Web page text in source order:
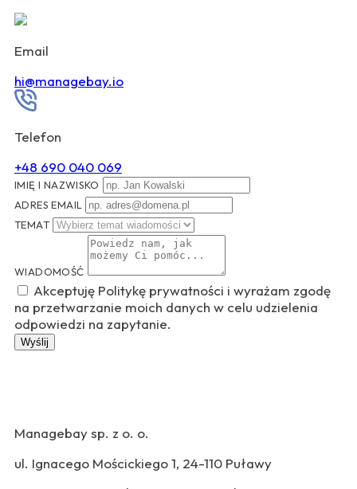
Email
hi@managebay.io
Telefon
+48 690 040 069
IMIĘ I NAZWISKO
ADRES EMAIL
TEMAT
WIADOMOŚĆ
Akceptuję Politykę prywatności i wyrażam zgodę
na przetwarzanie moich danych w celu udzielenia
odpowiedzi na zapytanie.
Wyślij
Managebay sp. z o. o.
ul. Ignacego Mościckiego 1, 24-110 Puławy